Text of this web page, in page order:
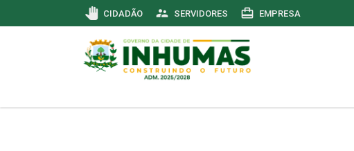
pan_tool CIDADÃO supervisor_account SERVIDORES card_travel EMPRESA